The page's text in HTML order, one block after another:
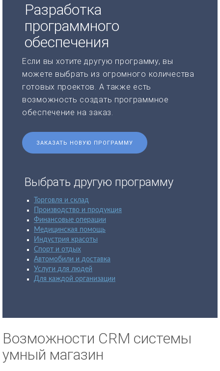
Разработка
программного
обеспечения
Если вы хотите другую программу, вы
можете выбрать из огромного количества
готовых проектов. А также есть
возможность создать программное
обеспечение на заказ.
ЗАКАЗАТЬ НОВУЮ ПРОГРАММУ
Выбрать другую программу
Торговля и склад
Производство и продукция
Финансовые операции
Медицинская помощь
Индустрия красоты
Спорт и отдых
Автомобили и доставка
Услуги для людей
Для каждой организации
Возможности CRM системы
умный магазин